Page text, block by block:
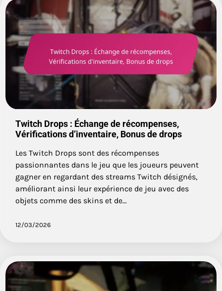
Twitch Drops : Échange de récompenses,
Vérifications d’inventaire, Bonus de drops
Les Twitch Drops sont des récompenses
passionnantes dans le jeu que les joueurs peuvent
gagner en regardant des streams Twitch désignés,
améliorant ainsi leur expérience de jeu avec des
objets comme des skins et de…
12/03/2026